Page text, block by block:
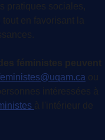
pratiques sociales,
en favorisant la
féministes peuvent
ou
intéressées à
à l'intérieur de